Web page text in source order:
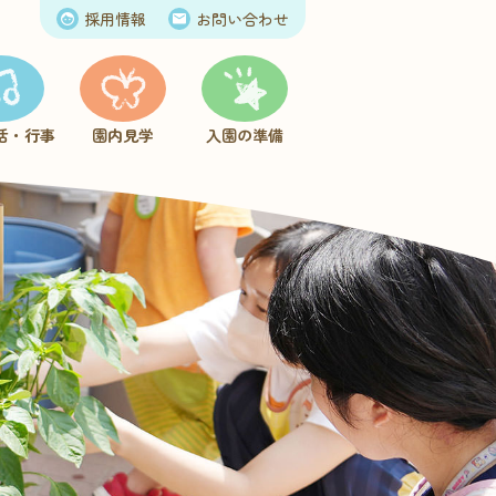
採用情報 お問い合わせ
・行事 園内見学 入園の準備